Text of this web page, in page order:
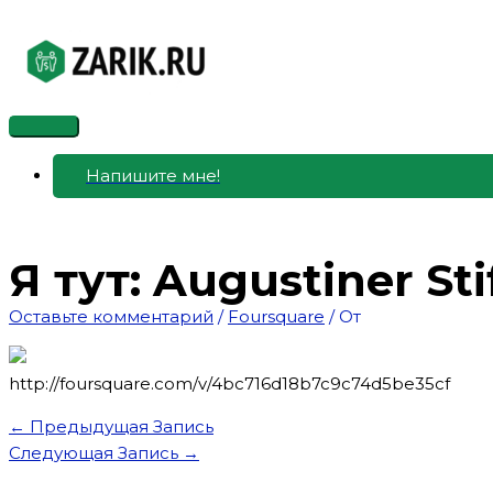
содержимому
Главное
меню
Напишите мне!
Я тут: Augustiner
Оставьте комментарий / Foursquare / От
http://foursquare.com/v/4bc716d18b7c9c74d5be35cf
← Предыдущая Запись
Следующая Запись →